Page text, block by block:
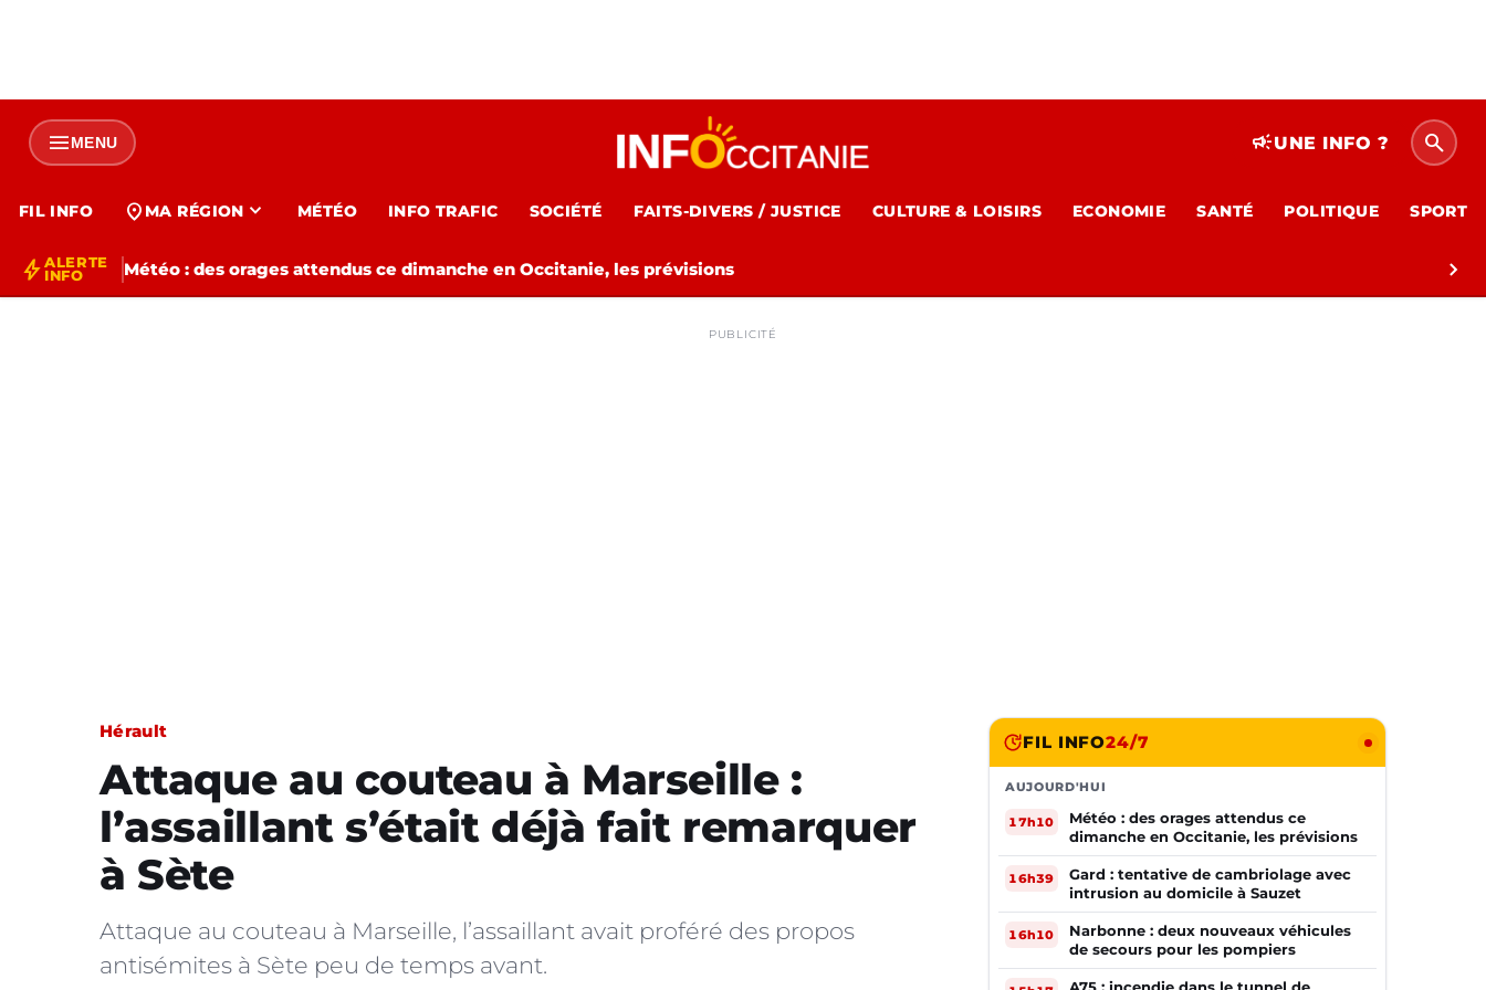
menuMENU campaignUNE INFO ? search
FIL INFO location_on MA RÉGION expand_more MÉTÉO INFO TRAFIC SOCIÉTÉ FAITS-DIVERS / JUSTICE CULTURE & LOISIRS ECONOMIE SANTÉ POLITIQUE SPORT
bolt ALERTE
INFO
Météo : des orages attendus ce dimanche en Occitanie, les prévisions chevron_right
PUBLICITÉ
Hérault
Attaque au couteau à Marseille :
l’assaillant s’était déjà fait remarquer
à Sète
Attaque au couteau à Marseille, l’assaillant avait proféré des propos
antisémites à Sète peu de temps avant.
FIL INFO24/7
AUJOURD'HUI
17h10
Météo : des orages attendus ce
dimanche en Occitanie, les prévisions
16h39
Gard : tentative de cambriolage avec
intrusion au domicile à Sauzet
16h10
Narbonne : deux nouveaux véhicules
de secours pour les pompiers